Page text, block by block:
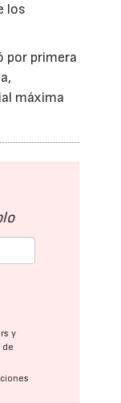
los
por primera
máxima
y
de